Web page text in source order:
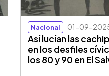
Nacional 01-09-
Así lucían las
en los desfiles
los 80 y 90 en El